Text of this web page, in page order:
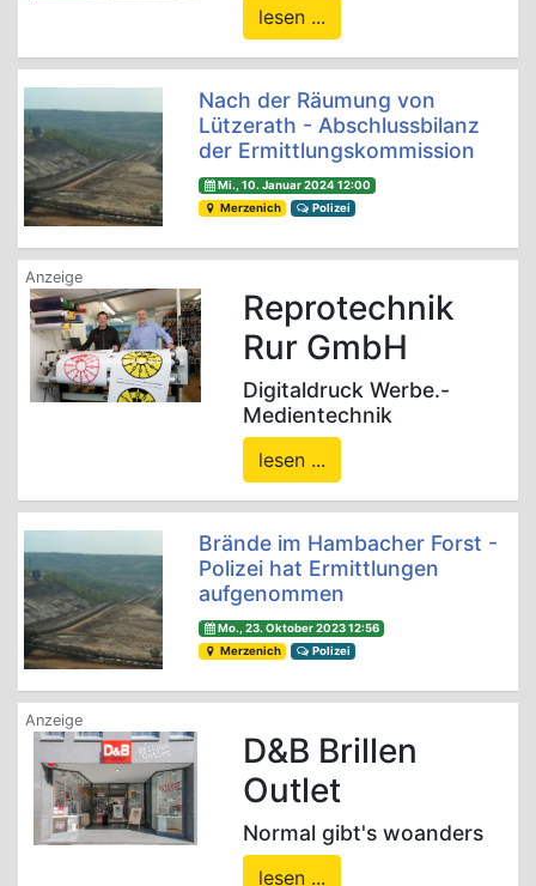
lesen ...
Nach der Räumung von
Lützerath - Abschlussbilanz
der Ermittlungskommission
Mi., 10. Januar 2024 12:00
Merzenich
Polizei
Reprotechnik
Rur GmbH
Digitaldruck Werbe.-
Medientechnik
lesen ...
Brände im Hambacher Forst -
Polizei hat Ermittlungen
aufgenommen
Mo., 23. Oktober 2023 12:56
Merzenich
Polizei
D&B Brillen
Outlet
Normal gibt's woanders
lesen ...